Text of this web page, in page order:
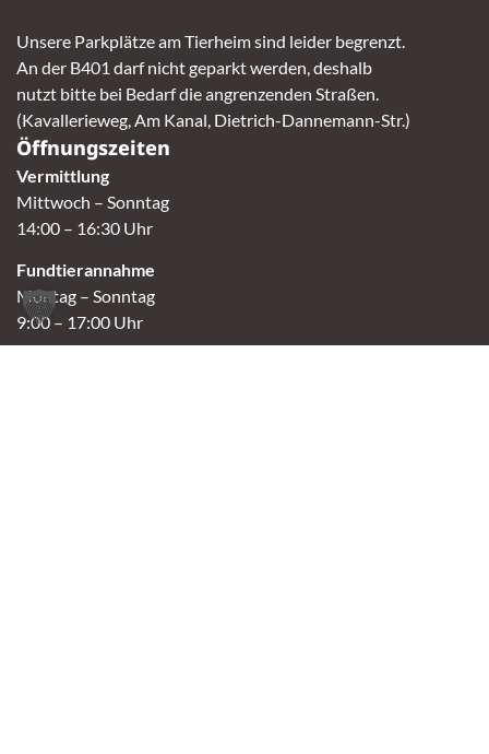
Unsere Parkplätze am Tierheim sind leider begrenzt.
An der B401 darf nicht geparkt werden, deshalb
nutzt bitte bei Bedarf die angrenzenden Straßen.
(Kavallerieweg, Am Kanal, Dietrich-Dannemann-Str.)
Öffnungszeiten
Vermittlung
Mittwoch – Sonntag
14:00 – 16:30 Uhr
Fundtierannahme
Montag – Sonntag
9:00 – 17:00 Uhr